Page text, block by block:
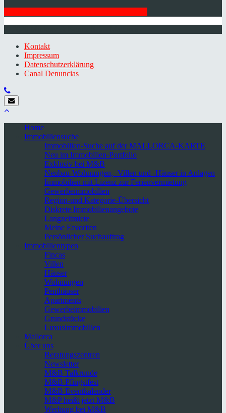
Kontakt
Impressum
Datenschutzerklärung
Canal Denuncias
Home
Immobiliensuche
Immobilien-Suche auf der MALLORCA-KARTE
Neu im Immobilien-Portfolio
Exklusiv bei M&B
Neubau-Wohnungen, -Villen und -Häuser in Anlagen
Immobilien mit Lizenz zur Ferienvermietung
Gewerbeimmobilien
Region-und Kategorie-Übersicht
Diskrete Immobilienangebote
Langzeitmiete
Meine Favoriten
Persönlicher Suchauftrag
Immobilientypen
Fincas
Villen
Häuser
Wohnungen
Penthäuser
Apartments
Gewerbeimmobilien
Grundstücke
Luxusimmobilien
Mallorca
Über uns
Beratungszentren
Newsletter
M&B Talkrunde
M&B Pfingstfest
M&B Eventkalender
M&P heißt jetzt M&B
Werbung bei M&B